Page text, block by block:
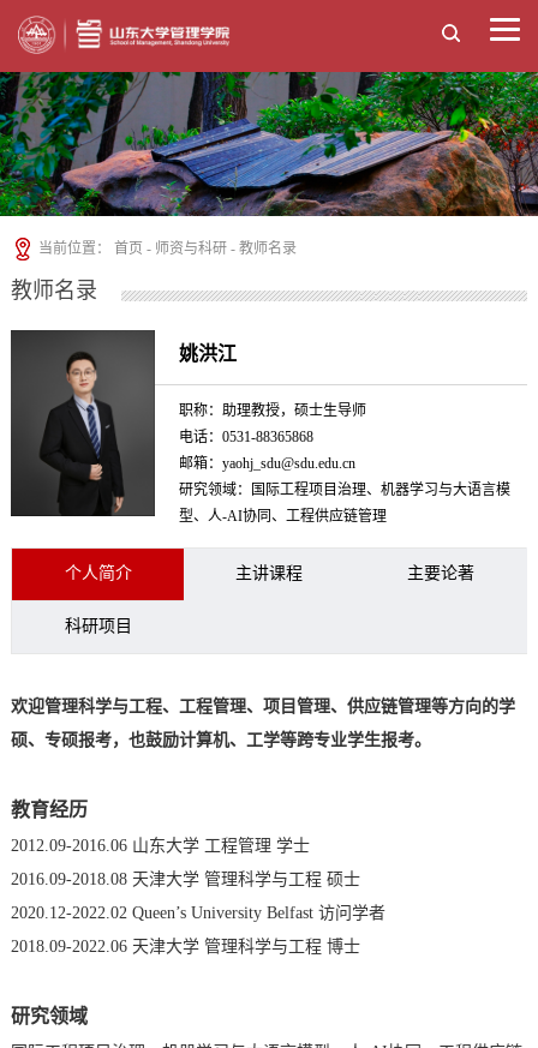
当前位置： 首页 - 师资与科研 -教师名录
教师名录
姚洪江
职称：助理教授，硕士生导师
电话：0531-88365868
邮箱：yaohj_sdu@sdu.edu.cn
研究领域：国际工程项目治理、机器学习与大语言模
型、人-AI协同、工程供应链管理
个人简介 主讲课程 主要论著
科研项目
欢迎管理科学与工程、工程管理、项目管理、供应链管理等方向的学
硕、专硕报考，也鼓励计算机、工学等跨专业学生报考。
教育经历
2012.09-2016.06 山东大学 工程管理 学士
2016.09-2018.08 天津大学 管理科学与工程 硕士
2020.12-2022.02 Queen’s University Belfast 访问学者
2018.09-2022.06 天津大学 管理科学与工程 博士
研究领域